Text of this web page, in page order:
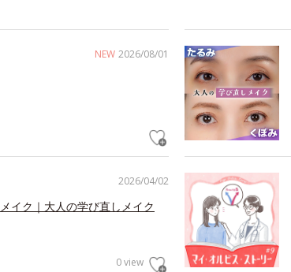
NEW 2026/08/01
2026/04/02
イク｜大人の学び直しメイク
0 view